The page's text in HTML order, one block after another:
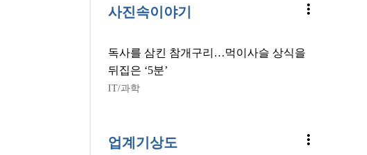
사진속이야기 more_vert
독사를 삼킨 참개구리…먹이사슬 상식을
뒤집은 ‘5분’
IT/과학
업계기상도 more_vert